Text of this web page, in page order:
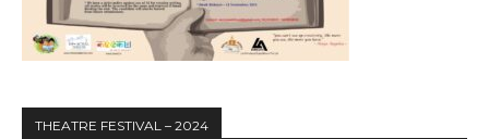
THEATRE FESTIVAL – 2024